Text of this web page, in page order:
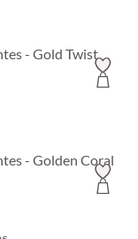
- Gold Twist
- Golden Coral